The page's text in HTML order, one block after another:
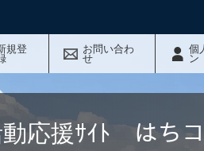
規登
お問い合わ
せ
個
ン
動応援ｻｲﾄ はち